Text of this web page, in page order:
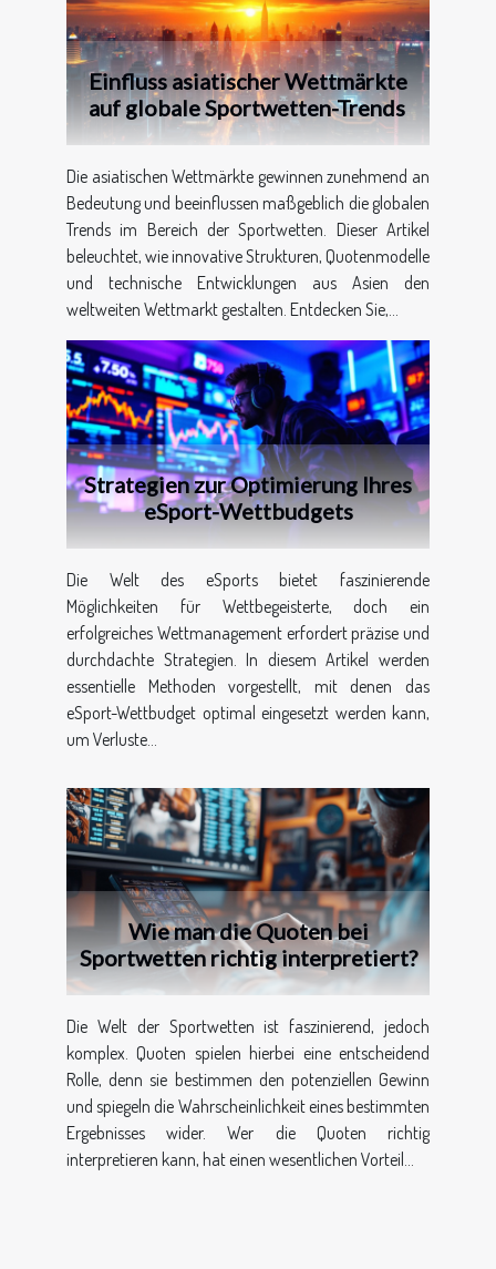
Einfluss asiatischer Wettmärkte
auf globale Sportwetten-Trends
Die asiatischen Wettmärkte gewinnen zunehmend an
Bedeutung und beeinflussen maßgeblich die globalen
Trends im Bereich der Sportwetten. Dieser Artikel
beleuchtet, wie innovative Strukturen, Quotenmodelle
und technische Entwicklungen aus Asien den
weltweiten Wettmarkt gestalten. Entdecken Sie,...
Strategien zur Optimierung Ihres
eSport-Wettbudgets
Die Welt des eSports bietet faszinierende
Möglichkeiten für Wettbegeisterte, doch ein
erfolgreiches Wettmanagement erfordert präzise und
durchdachte Strategien. In diesem Artikel werden
essentielle Methoden vorgestellt, mit denen das
eSport-Wettbudget optimal eingesetzt werden kann,
um Verluste...
Wie man die Quoten bei
Sportwetten richtig interpretiert?
Die Welt der Sportwetten ist faszinierend, jedoch
komplex. Quoten spielen hierbei eine entscheidend
Rolle, denn sie bestimmen den potenziellen Gewinn
und spiegeln die Wahrscheinlichkeit eines bestimmten
Ergebnisses wider. Wer die Quoten richtig
interpretieren kann, hat einen wesentlichen Vorteil...